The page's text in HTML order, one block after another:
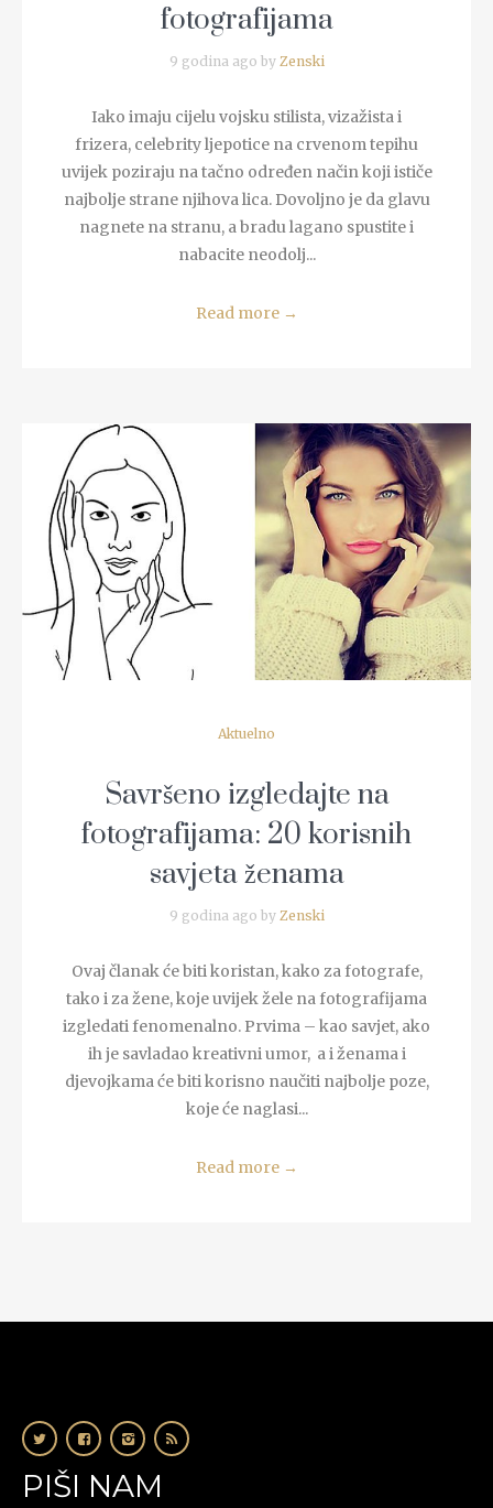
fotografijama
9 godina ago by Zenski
Iako imaju cijelu vojsku stilista, vizažista i
frizera, celebrity ljepotice na crvenom tepihu
uvijek poziraju na tačno određen način koji ističe
najbolje strane njihova lica. Dovoljno je da glavu
nagnete na stranu, a bradu lagano spustite i
nabacite neodolj...
Read more →
READ MORE
Aktuelno
Savršeno izgledajte na
fotografijama: 20 korisnih
savjeta ženama
9 godina ago by Zenski
Ovaj članak će biti koristan, kako za fotografe,
tako i za žene, koje uvijek žele na fotografijama
izgledati fenomenalno. Prvima – kao savjet, ako
ih je savladao kreativni umor, a i ženama i
djevojkama će biti korisno naučiti najbolje poze,
koje će naglasi...
Read more →
PIŠI NAM